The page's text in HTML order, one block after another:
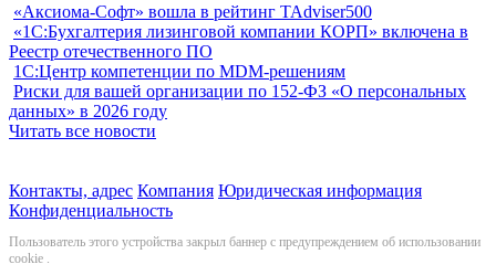
«Аксиома-Софт» вошла в рейтинг TAdviser500
«1С:Бухгалтерия лизинговой компании КОРП» включена в
Реестр отечественного ПО
1С:Центр компетенции по MDM-решениям
Риски для вашей организации по 152-ФЗ «О персональных
данных» в 2026 году
Читать все новости
Контакты, адрес Компания Юридическая информация
Конфиденциальность
Пользователь этого устройства закрыл баннер с предупреждением об использовании
cookie .